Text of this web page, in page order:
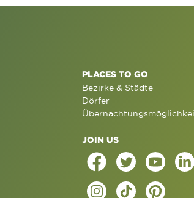
PLACES TO GO
Bezirke & Städte
Dörfer
JOIN US